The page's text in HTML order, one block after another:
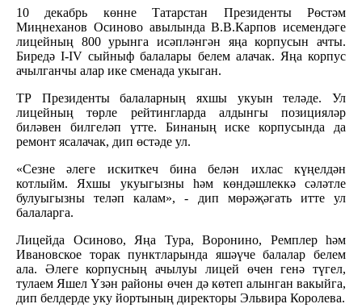
10 декабрь көнне Татарстан Президенты Рөстәм
Миңнеханов Осиново авылында В.В.Карпов исемендәге
лицейның 800 урынга исәпләнгән яңа корпусын ачты.
Биредә I-IV сыйныф балалары белем алачак. Яңа корпус
ачылганчы алар ике сменада укыган.
ТР Президенты балаларның яхшы укуын теләде. Ул
лицейның төрле рейтингларда алдынгы позицияләр
биләвен билгеләп үтте. Бинаның иске корпусында да
ремонт ясалачак, дип өстәде ул.
«Сезне әлеге искиткеч бина белән ихлас күңелдән
котлыйм. Яхшы укуыгызны һәм көндәшлеккә сәләтле
булуыгызны теләп калам», - дип мөрәҗәгать итте ул
балаларга.
Лицейда Осиново, Яңа Тура, Воронино, Ремплер һәм
Ивановское торак пунктларында яшәүче балалар белем
ала. Әлеге корпусның ачылуы лицей өчен генә түгел,
тулаем Яшел Үзән районы өчен дә көтеп алынган вакыйга,
дип белдерде уку йортының директоры Эльвира Королева.